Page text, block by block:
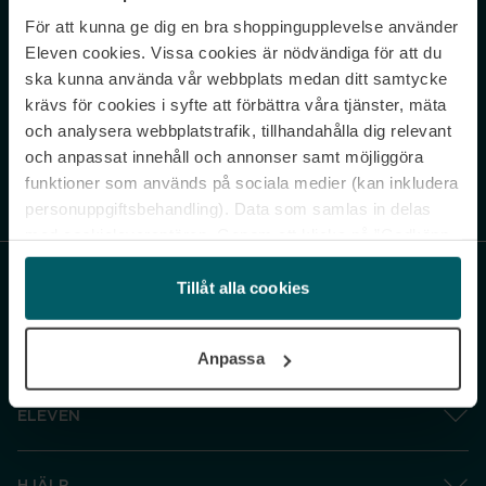
För att kunna ge dig en bra shoppingupplevelse använder
Eleven cookies. Vissa cookies är nödvändiga för att du
ska kunna använda vår webbplats medan ditt samtycke
krävs för cookies i syfte att förbättra våra tjänster, mäta
och analysera webbplatstrafik, tillhandahålla dig relevant
och anpassat innehåll och annonser samt möjliggöra
funktioner som används på sociala medier (kan inkludera
personuppgiftsbehandling). Data som samlas in delas
och gå vidare” accepterar du samtliga cookies medan du
under ”Inställningar” kan anpassa användningen av
cookies. Du kan återkalla ditt samtycke när som helst.
Tillåt alla cookies
Anpassa
Never miss a beat.
Sign up to our newsletter.
Genom att prenumerera accepterar du vår Integritetspolicy. Avprenumerera
ELEVEN